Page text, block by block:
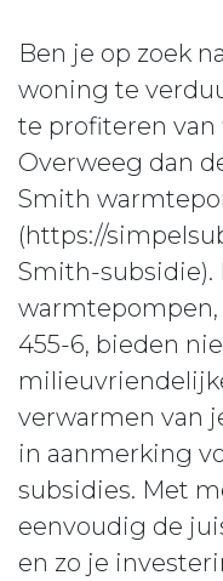
Ben je op zoek
woning te
te profiteren van
Overweeg dan
Smith
(https://
Smith-subsidie).
warmtepompen,
455-6, bieden
verwarmen van
in aanmerking
subsidies. Met
eenvoudig de
en zo je